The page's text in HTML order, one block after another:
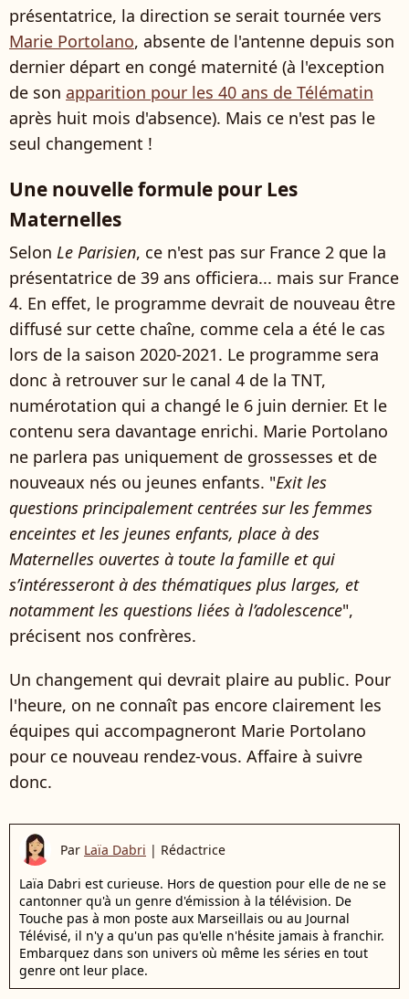
présentatrice, la direction se serait tournée vers
Marie Portolano, absente de l'antenne depuis son
dernier départ en congé maternité (à l'exception
de son apparition pour les 40 ans de Télématin
après huit mois d'absence). Mais ce n'est pas le
seul changement !
Une nouvelle formule pour Les
Maternelles
Selon Le Parisien, ce n'est pas sur France 2 que la
présentatrice de 39 ans officiera... mais sur France
4. En effet, le programme devrait de nouveau être
diffusé sur cette chaîne, comme cela a été le cas
lors de la saison 2020-2021. Le programme sera
donc à retrouver sur le canal 4 de la TNT,
numérotation qui a changé le 6 juin dernier. Et le
contenu sera davantage enrichi. Marie Portolano
ne parlera pas uniquement de grossesses et de
nouveaux nés ou jeunes enfants. "Exit les
questions principalement centrées sur les femmes
enceintes et les jeunes enfants, place à des
Maternelles ouvertes à toute la famille et qui
s’intéresseront à des thématiques plus larges, et
notamment les questions liées à l’adolescence",
précisent nos confrères.
Un changement qui devrait plaire au public. Pour
l'heure, on ne connaît pas encore clairement les
équipes qui accompagneront Marie Portolano
pour ce nouveau rendez-vous. Affaire à suivre
donc.
Par Laïa Dabri | Rédactrice
Laïa Dabri est curieuse. Hors de question pour elle de ne se
cantonner qu'à un genre d'émission à la télévision. De
Touche pas à mon poste aux Marseillais ou au Journal
Télévisé, il n'y a qu'un pas qu'elle n'hésite jamais à franchir.
Embarquez dans son univers où même les séries en tout
genre ont leur place.